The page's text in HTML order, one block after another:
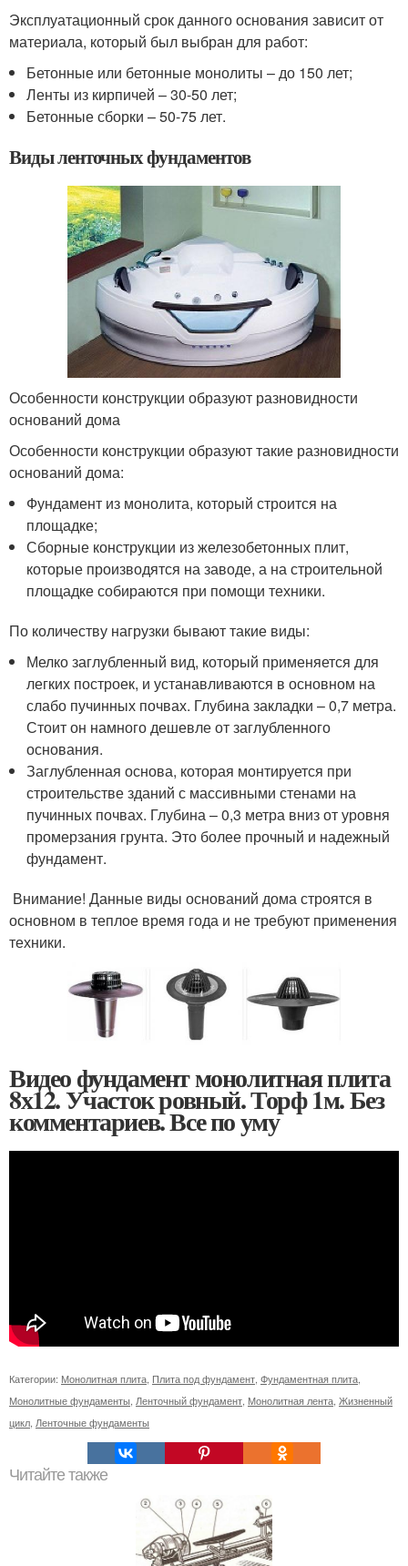
Эксплуатационный срок данного основания зависит от
материала, который был выбран для работ:
Бетонные или бетонные монолиты – до 150 лет;
Ленты из кирпичей – 30-50 лет;
Бетонные сборки – 50-75 лет.
Виды ленточных фундаментов
Особенности конструкции образуют разновидности
оснований дома
Особенности конструкции образуют такие разновидности
оснований дома:
Фундамент из монолита, который строится на
площадке;
Сборные конструкции из железобетонных плит,
которые производятся на заводе, а на строительной
площадке собираются при помощи техники.
По количеству нагрузки бывают такие виды:
Мелко заглубленный вид, который применяется для
легких построек, и устанавливаются в основном на
слабо пучинных почвах. Глубина закладки – 0,7 метра.
Стоит он намного дешевле от заглубленного
основания.
Заглубленная основа, которая монтируется при
строительстве зданий с массивными стенами на
пучинных почвах. Глубина – 0,3 метра вниз от уровня
промерзания грунта. Это более прочный и надежный
фундамент.
Внимание! Данные виды оснований дома строятся в
основном в теплое время года и не требуют применения
техники.
Видео фундамент монолитная плита
8х12. Участок ровный. Торф 1м. Без
комментариев. Все по уму
Категории: Монолитная плита Плита под фундамент Фундаментная плита
Монолитные фундаменты Ленточный фундамент Монолитная лента Жизненный
цикл Ленточные фундаменты
Читайте также